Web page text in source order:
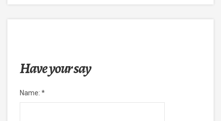
Have your say
Name: *